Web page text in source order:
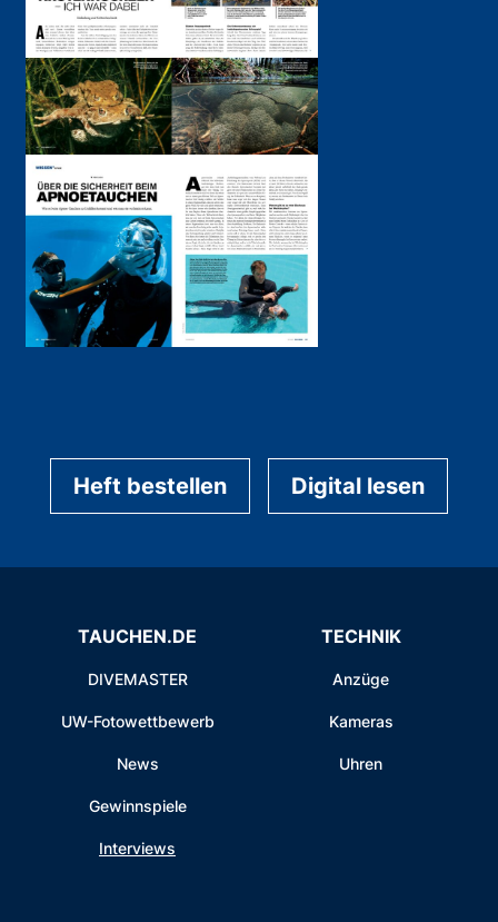
Heft bestellen Digital lesen
TAUCHEN.DE
DIVEMASTER
UW-Fotowettbewerb
News
Gewinnspiele
Interviews
TECHNIK
Anzüge
Kameras
Uhren